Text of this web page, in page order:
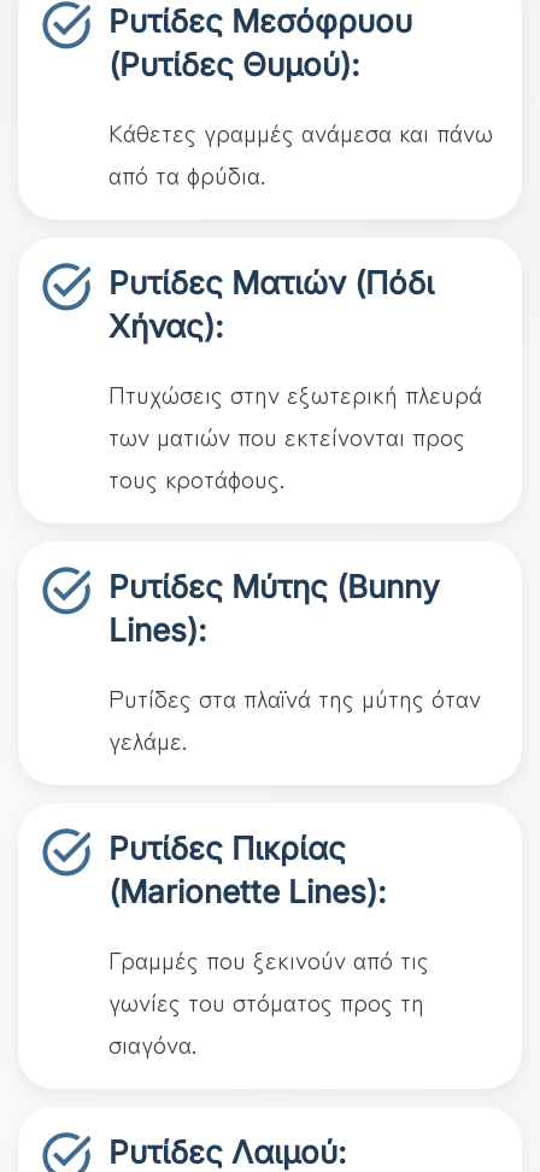
Ρυτίδες Μεσόφρυου
(Ρυτίδες Θυμού):
Κάθετες γραμμές ανάμεσα και πάνω
από τα φρύδια.
Ρυτίδες Ματιών (Πόδι
Χήνας):
Πτυχώσεις στην εξωτερική πλευρά
των ματιών που εκτείνονται προς
τους κροτάφους.
Ρυτίδες Μύτης (Bunny
Lines):
Ρυτίδες στα πλαϊνά της μύτης όταν
γελάμε.
Ρυτίδες Πικρίας
(Marionette Lines):
Γραμμές που ξεκινούν από τις
γωνίες του στόματος προς τη
σιαγόνα.
Ρυτίδες Λαιμού: